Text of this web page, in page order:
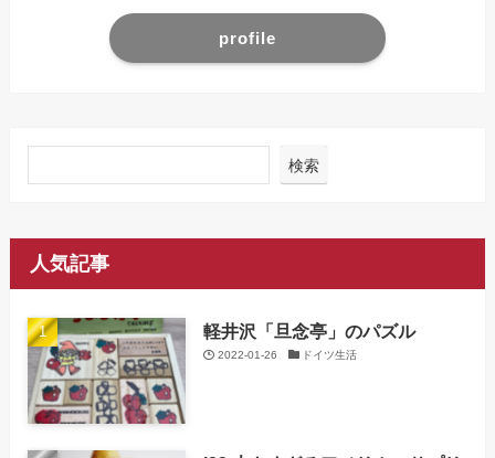
profile
検索
人気記事
軽井沢「旦念亭」のパズル
2022-01-26 ドイツ生活